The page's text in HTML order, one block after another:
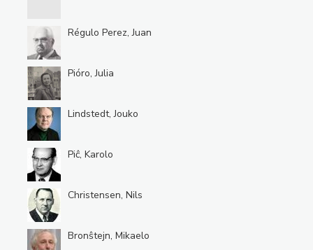
Régulo Perez, Juan
Pióro, Julia
Lindstedt, Jouko
Piĉ, Karolo
Christensen, Nils
Bronŝtejn, Mikaelo